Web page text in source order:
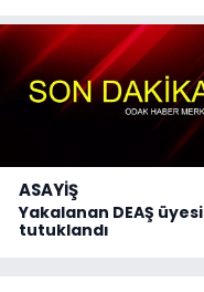
ASAYİŞ
Yakalanan DEAŞ üyesi
tutuklandı